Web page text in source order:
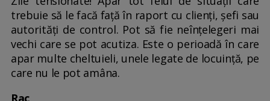
trebuie să le facă față în raport cu clienți, șefi sau
autorități de control. Pot să fie neînțelegeri mai
vechi care se pot acutiza. Este o perioadă în care
apar multe cheltuieli, unele legate de locuință, pe
care nu le pot amâna.